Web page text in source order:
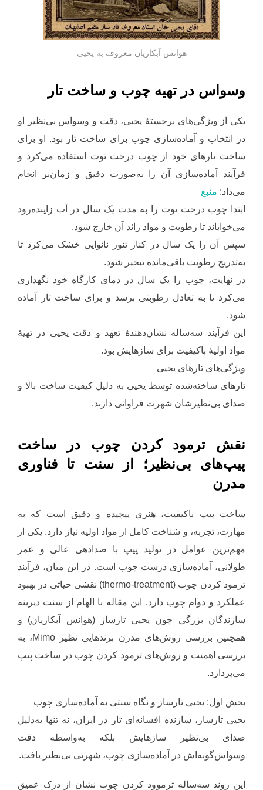
هوانس آبکاریان معروف به یحیی
وسواس در تهیه چوب و ساخت تار
یکی از ویژگی‌های برجستهٔ یحیی، دقت و وسواس بی‌نظیر او
در انتخاب و آماده‌سازی چوب برای ساخت تار بود. او برای
ساخت تارهای خود از چوب درخت توت استفاده می‌کرد و
فرآیند آماده‌سازی آن را به‌صورت دقیق و زمان‌بر انجام
می‌داد: منبع
ابتدا چوب درخت توت را به مدت یک سال در آب زاینده‌رود
می‌خواباند تا رطوبت و مواد زائد آن خارج شود.
سپس آن را یک سال در کنار تنور نانوایی خشک می‌کرد تا
به‌تدریج رطوبت باقی‌مانده تبخیر شود.
در نهایت، چوب را یک سال در دمای کارگاه خود نگهداری
می‌کرد تا به تعادل رطوبتی برسد و برای ساخت تار آماده
شود.
این فرآیند سه‌ساله نشان‌دهندهٔ تعهد و دقت یحیی در تهیهٔ
مواد اولیهٔ باکیفیت برای سازهایش بود.
ویژگی‌های تارهای یحیی
تارهای ساخته‌شده توسط یحیی به دلیل کیفیت ساخت بالا و
صدای بی‌نظیرشان شهرت فراوانی دارند.
نقش ترمود کردن چوب در ساخت
پیپ‌های بی‌نظیر؛ از سنت تا فناوری
مدرن
ساخت پیپ باکیفیت، هنری پیچیده و دقیق است که به
مهارت، تجربه، و شناخت کامل از مواد اولیه نیاز دارد. یکی از
مهم‌ترین عوامل در تولید پیپ با صدادهی عالی و عمر
طولانی، آماده‌سازی درست چوب است. در این میان، فرآیند
ترمود کردن چوب (thermo-treatment) نقشی حیاتی در بهبود
عملکرد و دوام چوب دارد. این مقاله با الهام از سنت دیرینه
سازندگان بزرگی چون یحیی تارساز (هوانس آبکاریان) و
همچنین بررسی روش‌های مدرن برندهایی نظیر Mimo، به
بررسی اهمیت و روش‌های ترمود کردن چوب در ساخت پیپ
می‌پردازد.
بخش اول: یحیی تارساز و نگاه سنتی به آماده‌سازی چوب
یحیی تارساز، سازنده افسانه‌ای تار در ایران، نه تنها به‌دلیل
صدای بی‌نظیر سازهایش بلکه به‌واسطه دقت
وسواس‌گونه‌اش در آماده‌سازی چوب، شهرتی بی‌نظیر یافت.
این روند سه‌ساله ترموود کردن چوب نشان از درک عمیق